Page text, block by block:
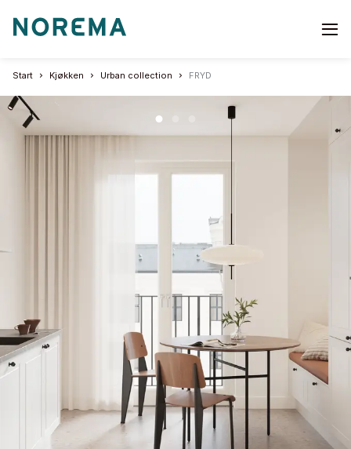
Go
page
Start Kjøkken Urban collection FRYD